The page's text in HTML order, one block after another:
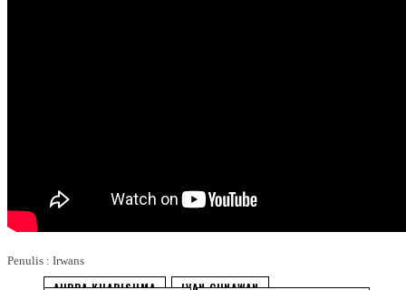
Penulis : Irwans